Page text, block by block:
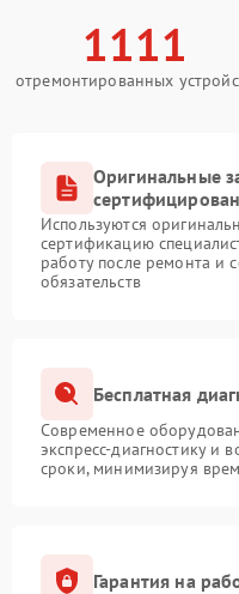
1111
отремонтированных
Оригинальные
Используются
сертификацию
работу после ремонта и
обязательств
Бесплатная
Современное
экспресс-диагностику и
сроки, минимизируя
Гарантия на